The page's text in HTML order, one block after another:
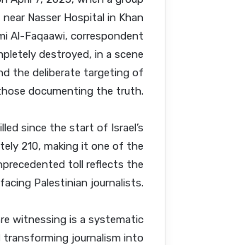
Nasser Hospital in Khan
Al-Faqaawi, correspondent
destroyed, in a scene
the deliberate targeting of
documenting the truth.
since the start of Israel’s
210, making it one of the
toll reflects the
Palestinian journalists.
witnessing is a systematic
transforming journalism into